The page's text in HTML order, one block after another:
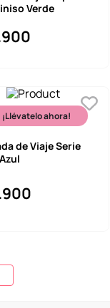
Verde
900
¡Llévatelo ahora!
de Viaje Serie
900